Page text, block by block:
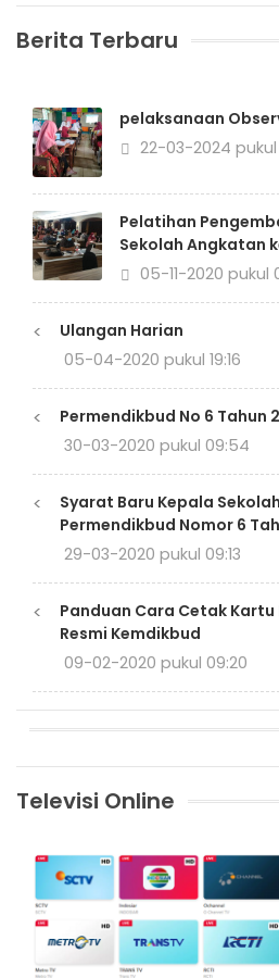
Berita Terbaru
pelaksanaan
22-03-2024 pukul
Pelatihan
Sekolah Angkatan
05-11-2020 pukul
<
Ulangan Harian
05-04-2020 pukul 19:16
<
Permendikbud No 6 Tahun
30-03-2020 pukul 09:54
<
Syarat Baru Kepala
Permendikbud Nomor 6
29-03-2020 pukul 09:13
<
Panduan Cara Cetak Kartu
Resmi Kemdikbud
09-02-2020 pukul 09:20
Televisi Online